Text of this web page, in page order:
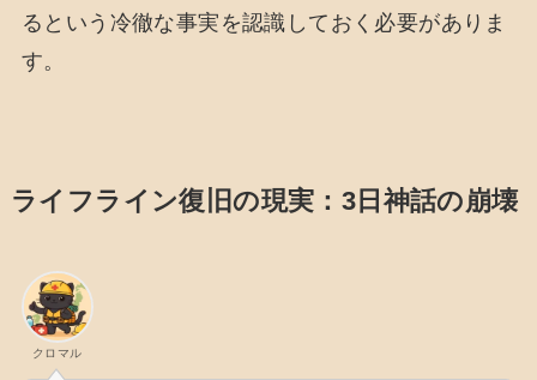
るという冷徹な事実を認識しておく必要がありま
す。
ライフライン復旧の現実：3日神話の崩壊
クロマル